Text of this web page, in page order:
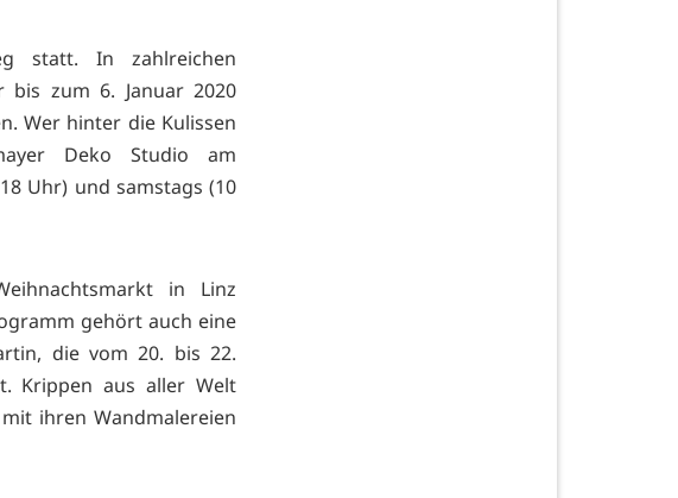
statt. In zahlreichen
bis zum 6. Januar 2020
Wer hinter die Kulissen
Deko Studio am
Uhr) und samstags (10
in Linz
gehört auch eine
die vom 20. bis 22.
Krippen aus aller Welt
ihren Wandmalereien